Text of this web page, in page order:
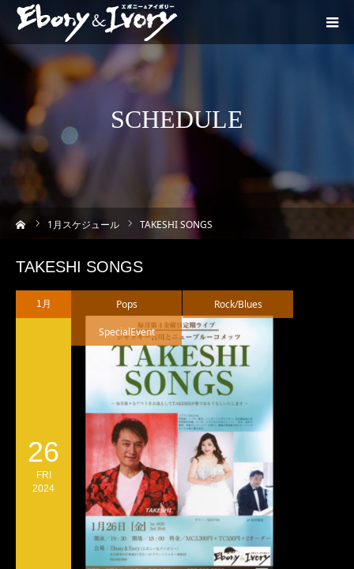
SCHEDULE
1 月スケジュール TAKESHI SONGS
TAKESHI SONGS
1月
26
FRI
2024
Pops Rock/Blues
SpecialEvent